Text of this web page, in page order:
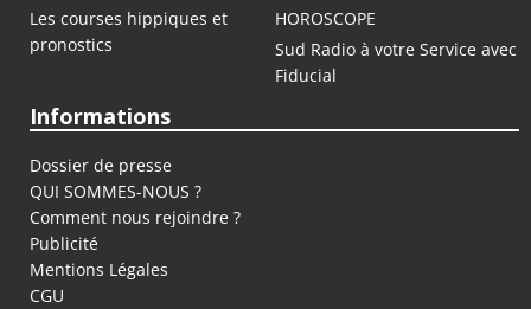
Les courses hippiques et
pronostics
HOROSCOPE
Sud Radio à votre Service avec
Fiducial
Informations
Dossier de presse
QUI SOMMES-NOUS ?
Comment nous rejoindre ?
Publicité
Mentions Légales
CGU